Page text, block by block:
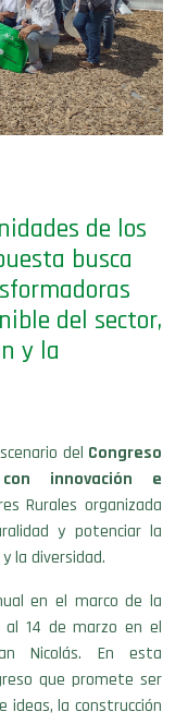
de los
busca
del sector,
y la
del Congreso
con innovación e
Rurales organizada
y potenciar la
la diversidad.
en el marco de la
al 14 de marzo en el
Nicolás. En esta
que promete ser
ideas, la construcción